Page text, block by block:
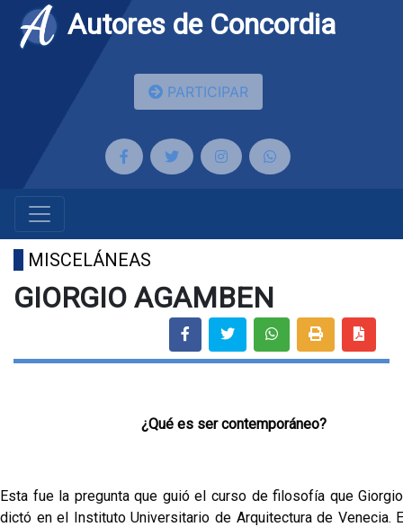
Autores de Concordia
PARTICIPAR
MISCELÁNEAS
GIORGIO AGAMBEN
¿Qué es ser contemporáneo?
Esta fue la pregunta que guió el curso de filosofía que
dictó en el Instituto Universitario de Arquitectura de Venecia.